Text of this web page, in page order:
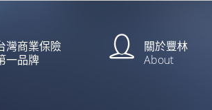
灣商業保險
一品牌
關於豐林
About